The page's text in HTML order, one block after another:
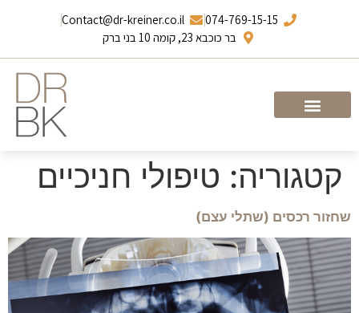
074-769-15-15
Contact@dr-kreiner.co.il
בר כוכבא 23, קומה 10 בני ברק
קטגוריה: טיפולי חניכיים
שחזור רכסים (שתלי עצם)